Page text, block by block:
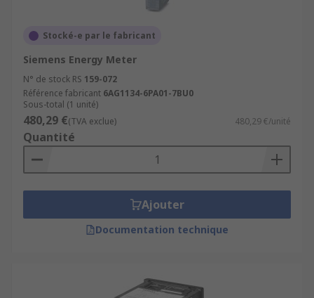
Stocké-e par le fabricant
Siemens Energy Meter
N° de stock RS 159-072
Référence fabricant 6AG1134-6PA01-7BU0
Sous-total (1 unité)
480,29 €(TVA exclue) 480,29 €/unité
Quantité
Ajouter
Documentation technique